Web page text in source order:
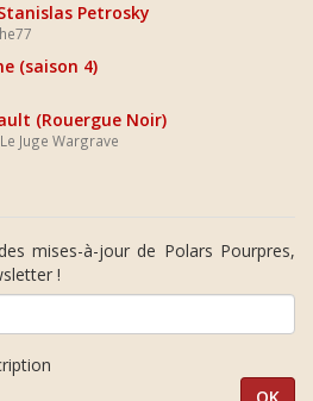
Petrosky
(saison 4)
(Rouergue Noir)
Le Juge Wargrave
mises-à-jour de Polars Pourpres,
!